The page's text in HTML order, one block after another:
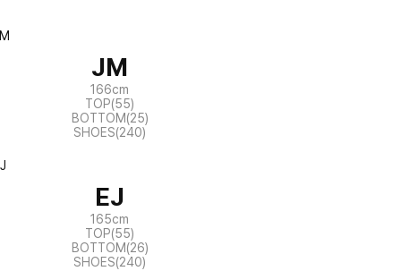
JM
166cm
TOP(55)
BOTTOM(25)
SHOES(240)
EJ
165cm
TOP(55)
BOTTOM(26)
SHOES(240)